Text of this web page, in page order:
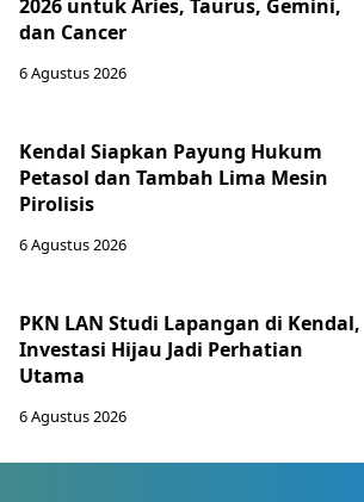
2026 untuk Aries, Taurus, Gemini,
dan Cancer
6 Agustus 2026
Kendal Siapkan Payung Hukum
Petasol dan Tambah Lima Mesin
Pirolisis
6 Agustus 2026
PKN LAN Studi Lapangan di Kendal,
Investasi Hijau Jadi Perhatian
Utama
6 Agustus 2026